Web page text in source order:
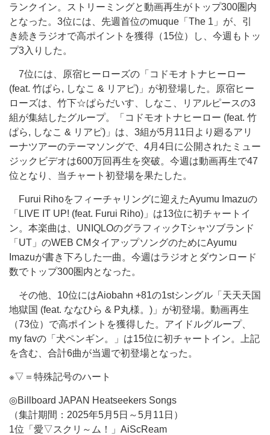
ランクイン。ストリーミングと動画再生がトップ300圏内
となった。3位には、先週首位のmuque「The 1」が、引
き続きラジオで高ポイントを獲得（15位）し、今週もトッ
プ3入りした。
7位には、原宿ヒーローズの「コドモオトナヒーロー
(feat. 竹ぱら, しなこ & リアピ)」が初登場した。原宿ヒー
ローズは、竹下☆ぱらだいす、しなこ、リアルピースの3
組が集結したグループ。「コドモオトナヒーロー (feat. 竹
ぱら, しなこ & リアピ)」は、3組が5月11日より廻るアリ
ーナツアーのテーマソングで、4月4日に公開されたミュー
ジックビデオは600万回再生を突破。今週は動画再生で47
位となり、当チャート初登場を果たした。
Furui Rihoをフィーチャリングに迎えたAyumu Imazuの
「LIVE IT UP! (feat. Furui Riho)」は13位に初チャートイ
ン。本楽曲は、UNIQLOのグラフィックTシャツブランド
「UT」のWEB CMタイアップソングのためにAyumu
Imazuが書き下ろした一曲。今週はラジオとダウンロード
数でトップ300圏内となった。
その他、10位にはAiobahn +81の1stシングル「天天天国
地獄国 (feat. ななひら & P丸様。)」が初登場。動画再生
（73位）で高ポイントを獲得した。アイドルグループ、
my favの「犬ペンギン。」は15位に初チャートイン。上記
を含む、合計6曲が当週で初登場となった。
※▽＝特殊記号のハート
◎Billboard JAPAN Heatseekers Songs
（集計期間：2025年5月5日～5月11日）
1位「愛▽スクリ～ム！」AiScReam